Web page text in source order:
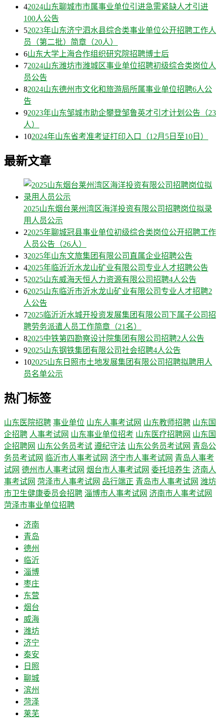
42024山东聊城市市属事业单位引进急需紧缺人才引进
100人公告
52023年山东济宁泗水县综合类事业单位公开招聘工作人
员（第二批）简章（20人）
6山东大学上海合作组织研究院招聘博士后
72024山东潍坊市潍城区事业单位招聘初级综合类岗位人
员公告
82024山东德州市文化和旅游局所属事业单位招聘6人公
告
92023年山东邹城市助企攀登邹鲁英才引才计划公告（23
人）
102024年山东省考准考证打印入口（12月5日至10日）
最新文章
2025山东烟台莱州湾区海洋投资有限公司招聘岗位拟录
用人员公示
22025年聊城冠县事业单位初级综合类岗位公开招聘工作
人员公告（26人）
32025年山东文旅集团有限公司直属企业招聘公告
42025年临沂沂水龙山矿业有限公司专业人才招聘公告
52025山东威海天恒人力资源有限公司招聘4人公告
62025山东临沂市沂水龙山矿业有限公司专业人才招聘2
人公告
72025临沂沂水城开投资发展集团有限公司下属子公司招
聘劳务派遣人员工作简章（21名）
82025中铁第四勘察设计院集团有限公司招聘2人公告
92025山东钢铁集团有限公司社会招聘4人公告
102025山东日照市土地发展集团有限公司招聘拟聘用人
员名单公示
热门标签
山东医院招聘 事业单位 山东人事考试网 山东教师招聘 山东国
企招聘 人事考试网 山东事业单位招考 山东医疗招聘网 山东国
企招聘网 山东公务员考试 遵纪守法 山东公务员考试网 青岛公
务员考试网
临沂市人事考试网 济宁市人事考试网 青岛人事考
试网 德州市人事考试网 烟台市人事考试网 委托培养生 济南人
事考试网 菏泽市人事考试网 品行端正 青岛市人事考试网 潍坊
市卫生健康委员会招聘 淄博市人事考试网 济南市人事考试网
菏泽市事业单位招聘
济南
青岛
德州
临沂
淄博
枣庄
东营
烟台
威海
潍坊
济宁
泰安
日照
聊城
滨州
菏泽
莱芜